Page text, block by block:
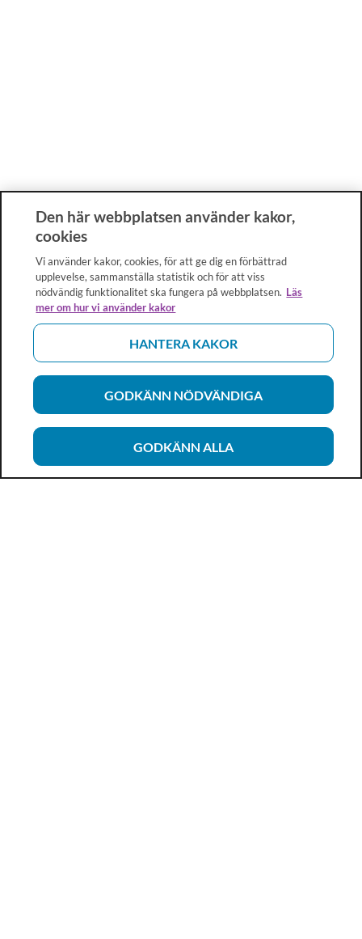
Den här webbplatsen använder kakor,
cookies
Vi använder kakor, cookies, för att ge dig en förbättrad
upplevelse, sammanställa statistik och för att viss
nödvändig funktionalitet ska fungera på webbplatsen. Läs
mer om hur vi använder kakor
HANTERA KAKOR
GODKÄNN NÖDVÄNDIGA
GODKÄNN ALLA